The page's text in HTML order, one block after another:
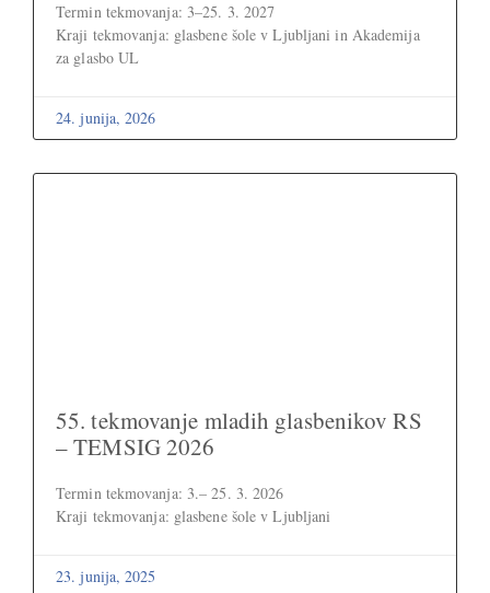
Termin tekmovanja: 3–25. 3. 2027
Kraji tekmovanja: glasbene šole v Ljubljani in Akademija
za glasbo UL
24. junija, 2026
55. tekmovanje mladih glasbenikov RS
– TEMSIG 2026
Termin tekmovanja: 3.– 25. 3. 2026
Kraji tekmovanja: glasbene šole v Ljubljani
23. junija, 2025